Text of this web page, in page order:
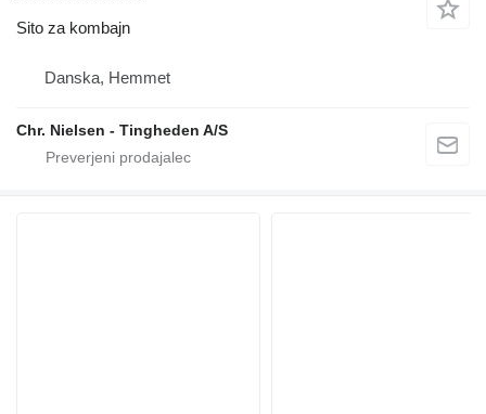
Sito za kombajn
Danska, Hemmet
Chr. Nielsen - Tingheden A/S